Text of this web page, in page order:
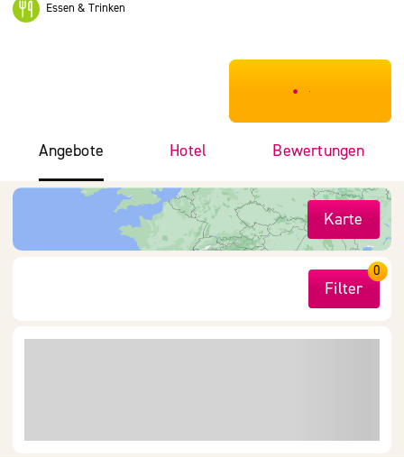
Essen & Trinken
***************
Angebote Hotel Bewertungen
Karte
Filter
0